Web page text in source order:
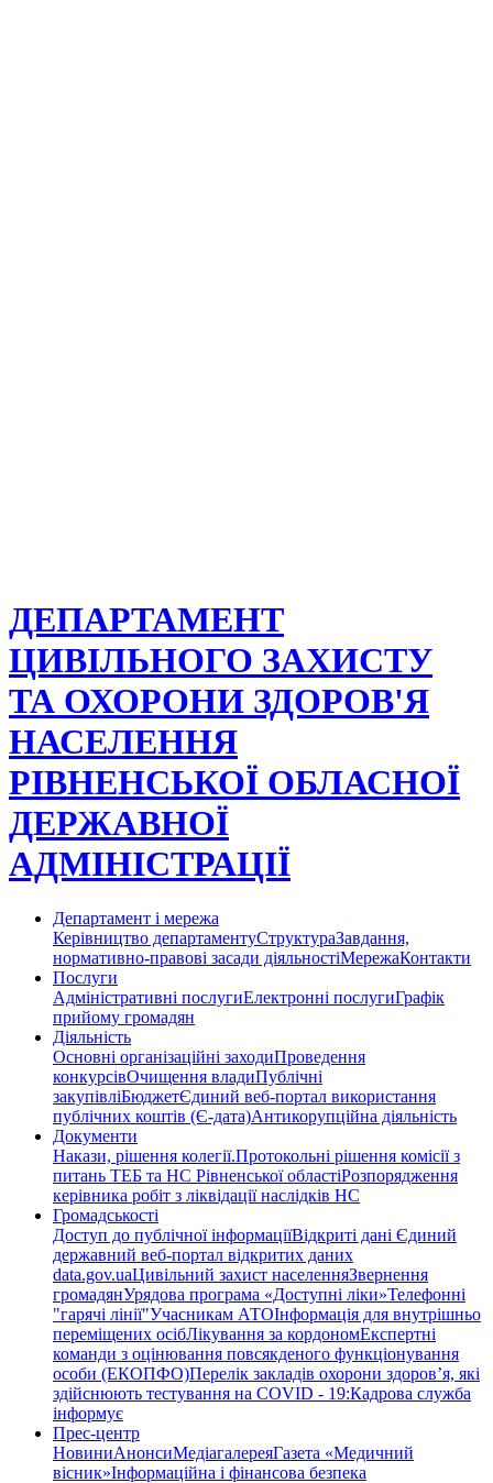
ДЕПАРТАМЕНТ
ЦИВІЛЬНОГО ЗАХИСТУ
ТА ОХОРОНИ ЗДОРОВ'Я
НАСЕЛЕННЯ
РІВНЕНСЬКОЇ ОБЛАСНОЇ
ДЕРЖАВНОЇ
АДМІНІСТРАЦІЇ
Департамент і мережа
Керівництво департаментуСтруктураЗавдання,
нормативно-правові засади діяльностіМережаКонтакти
Послуги
Адміністративні послугиЕлектронні послугиГрафік
прийому громадян
Діяльність
Основні організаційні заходиПроведення
конкурсівОчищення владиПублічні
закупівліБюджетЄдиний веб-портал використання
публічних коштів (Є-дата)Антикорупційна діяльність
Документи
Накази, рішення колегії.Протокольні рішення комісії з
питань ТЕБ та НС Рівненської областіРозпорядження
керівника робіт з ліквідації наслідків НС
Громадськості
Доступ до публічної інформаціїВідкриті дані Єдиний
державний веб-портал відкритих даних
data.gov.uaЦивільний захист населенняЗвернення
громадянУрядова програма «Доступні ліки»Телефонні
"гарячі лінії"Учасникам АТОІнформація для внутрішньо
переміщених осібЛікування за кордономЕкспертні
команди з оцінювання повсякденого функціонування
особи (ЕКОПФО)Перелік закладів охорони здоров’я, які
здійснюють тестування на COVID - 19:Кадрова служба
інформує
Прес-центр
НовиниАнонсиМедіагалереяГазета «Медичний
вісник»Інформаційна і фінансова безпека